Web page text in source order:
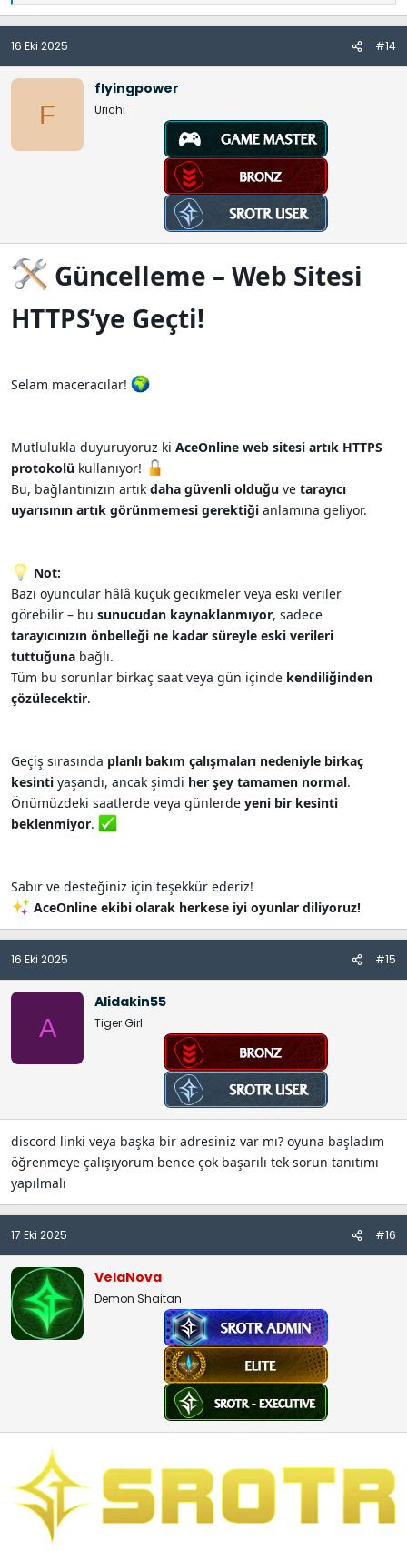
a
d
e
16 Eki 2025 #14
F
flyingpower
Urichi
Güncelleme – Web Sitesi
HTTPS’ye Geçti!
Selam maceracılar!
Mutlulukla duyuruyoruz ki AceOnline web sitesi artık HTTPS
protokolü kullanıyor!
Bu, bağlantınızın artık daha güvenli olduğu ve tarayıcı
uyarısının artık görünmemesi gerektiği anlamına geliyor.
Not:
Bazı oyuncular hâlâ küçük gecikmeler veya eski veriler
görebilir – bu sunucudan kaynaklanmıyor, sadece
tarayıcınızın önbelleği ne kadar süreyle eski verileri
tuttuğuna bağlı.
Tüm bu sorunlar birkaç saat veya gün içinde kendiliğinden
çözülecektir.
Geçiş sırasında planlı bakım çalışmaları nedeniyle birkaç
kesinti yaşandı, ancak şimdi her şey tamamen normal.
Önümüzdeki saatlerde veya günlerde yeni bir kesinti
beklenmiyor.
Sabır ve desteğiniz için teşekkür ederiz!
AceOnline ekibi olarak herkese iyi oyunlar diliyoruz!
16 Eki 2025 #15
A
Alidakin55
Tiger Girl
discord linki veya başka bir adresiniz var mı? oyuna başladım
öğrenmeye çalışıyorum bence çok başarılı tek sorun tanıtımı
yapılmalı
17 Eki 2025 #16
VelaNova
Demon Shaitan